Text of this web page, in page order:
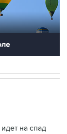
на спад